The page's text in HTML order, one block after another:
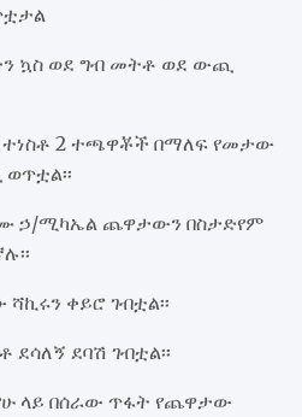
ኳስ ወደ ግብ መትቶ ወደ ውጪ
ተነስቶ 2 ተጫዋቾች በማለፍ የመታው
ኃ/ሚካኤል ጨዋታውን በስታድየም
ቀይሮ ገብቷል፡፡
ደባሽ ገብቷል፡፡
ላይ በሰራው ጥፋት የጨዋታው